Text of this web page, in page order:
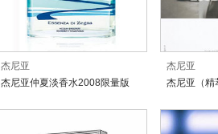
杰尼亚
杰尼亚仲夏淡香水2008限量版
杰尼亚
杰尼亚（精